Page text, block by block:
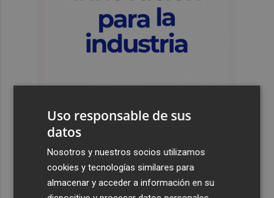
Últimas Noticias
Kiat Lim preside por primera vez un partido en Mestalla
Uso responsable de sus
datos
Nosotros y nuestros socios utilizamos
cookies y tecnologías similares para
almacenar y acceder a información en su